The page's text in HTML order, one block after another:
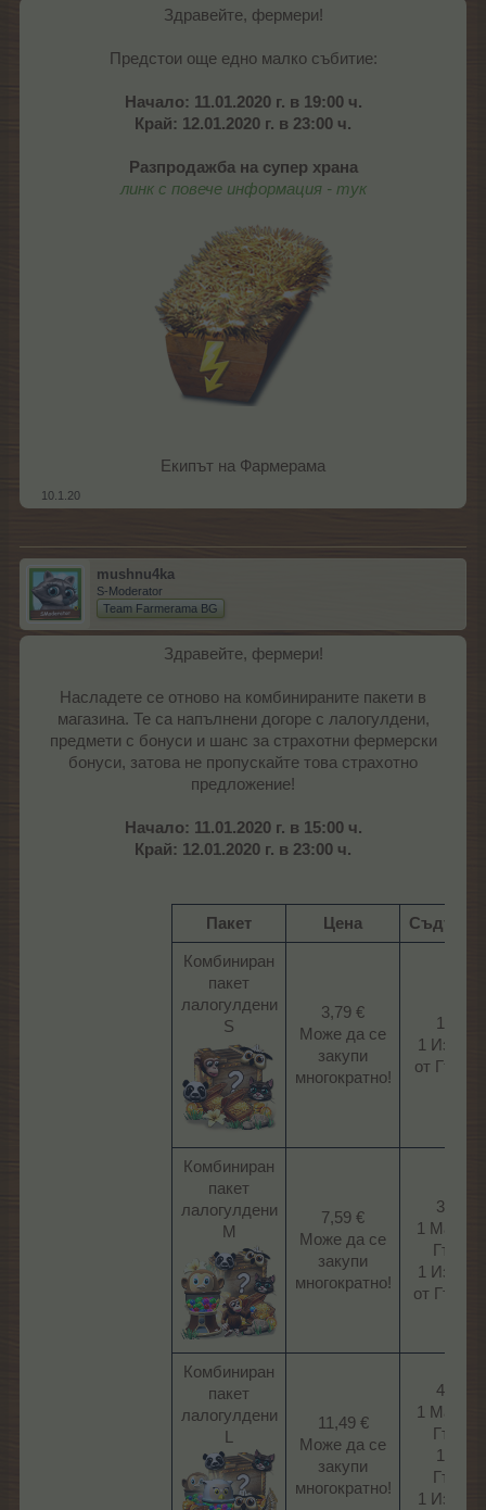
Здравейте, фермери!
Предстои още едно малко събитие:
Начало: 11.01.2020 г. в 19:00 ч.
Край: 12.01.2020 г. в 23:00 ч.
Разпродажба на супер храна
линк с повече информация- тук
Екипът на Фармерама​
10.1.20
mushnu4ka
S-Moderator
Team Farmerama BG
Здравейте, фермери!
Насладете се отново на комбинираните пакети в
магазина. Те са напълнени догоре с лалогулдени,
предмети с бонуси и шанс за страхотни фермерски
бонуси, затова не пропускайте това страхотно
предложение!
Начало: 11.01.2020 г. в 15:00 ч.
Край: 12.01.2020 г. в 23:00 ч.
Пакет Цена
Комбиниран
пакет
лалогулдени
S
3,79 €
Може да се
закупи
многократно!​
150 ЛГ
1
от
Комбиниран
пакет
лалогулдени
М
7,59 €
Може да се
закупи
многократно!​
300 ЛГ
1
1
от
Комбиниран
пакет
лалогулдени
L
11,49 €
Може да се
закупи
многократно!​
450 ЛГ
1
1 Сова
1